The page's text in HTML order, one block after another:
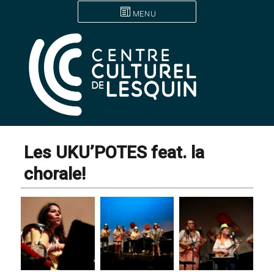
MENU
Les UKU’POTES feat. la
chorale!